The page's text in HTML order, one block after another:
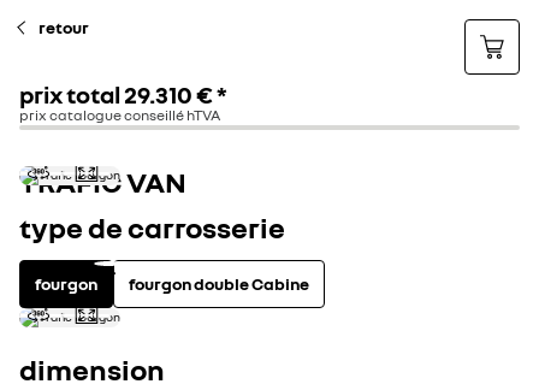
retour
prix total29.310 €*
prix catalogue conseillé hTVA
TRAFIC VAN
type de carrosserie
fourgon fourgon double Cabine
dimension